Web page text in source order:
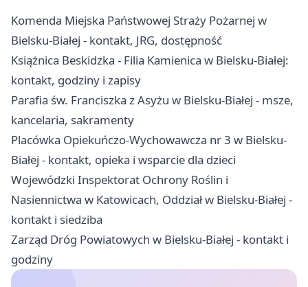
Komenda Miejska Państwowej Straży Pożarnej w
Bielsku-Białej - kontakt, JRG, dostępność
Książnica Beskidzka - Filia Kamienica w Bielsku-Białej:
kontakt, godziny i zapisy
Parafia św. Franciszka z Asyżu w Bielsku-Białej - msze,
kancelaria, sakramenty
Placówka Opiekuńczo-Wychowawcza nr 3 w Bielsku-
Białej - kontakt, opieka i wsparcie dla dzieci
Wojewódzki Inspektorat Ochrony Roślin i
Nasiennictwa w Katowicach, Oddział w Bielsku-Białej -
kontakt i siedziba
Zarząd Dróg Powiatowych w Bielsku-Białej - kontakt i
godziny